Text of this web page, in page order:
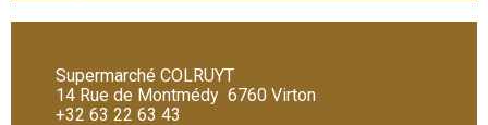
Supermarché COLRUYT
14 Rue de Montmédy 6760 Virton
+32 63 22 63 43